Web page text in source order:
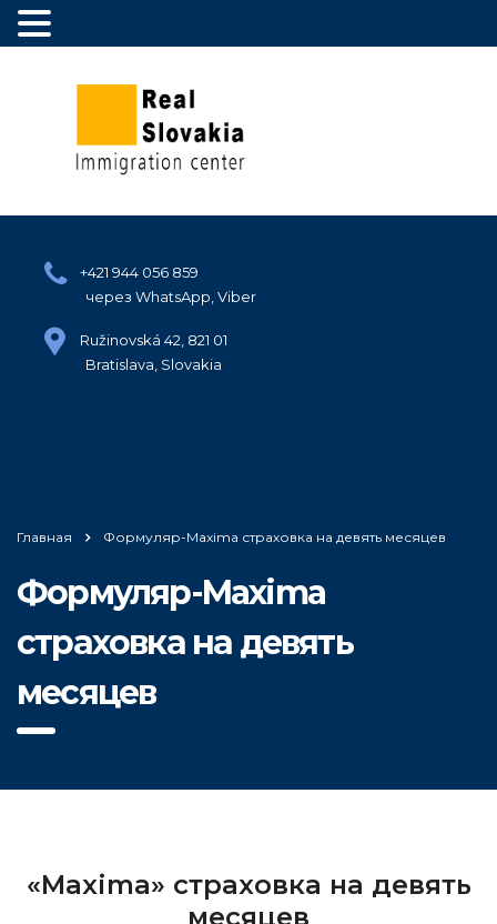
+421 944 056 859
через WhatsApp, Viber
Ružinovská 42, 821 01
Bratislava, Slovakia
Главная Формуляр-Maxima страховка на девять месяцев
Формуляр-Maxima
страховка на девять
месяцев
«Maxima» страховка на девять
месяцев